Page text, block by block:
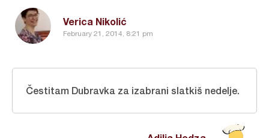
Verica Nikolić
February 21, 2014, 8:21 pm
Čestitam Dubravka za izabrani slatkiš nedelje.